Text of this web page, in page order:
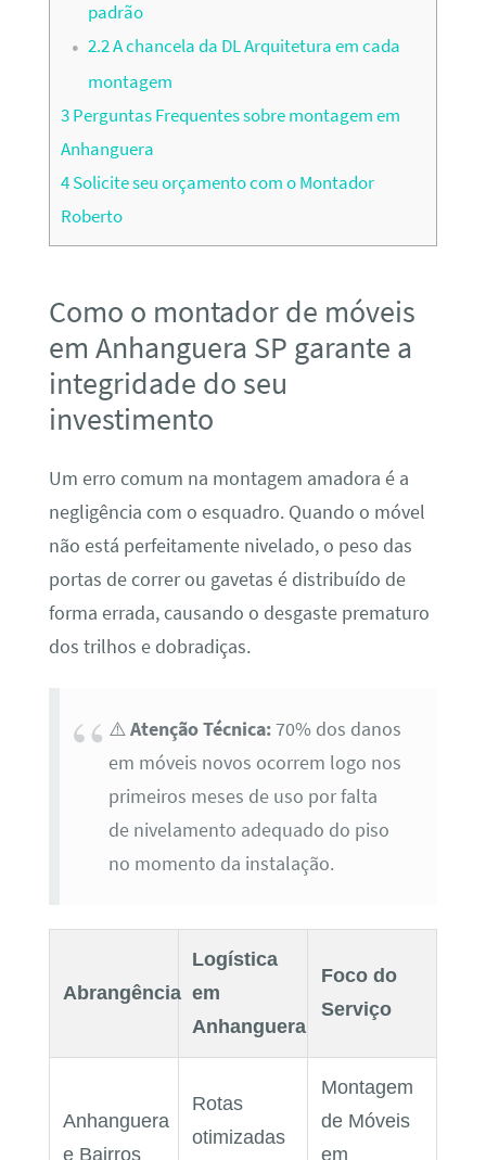
padrão
2.2A chancela da DL Arquitetura em cada
montagem
3Perguntas Frequentes sobre montagem em
Anhanguera
4Solicite seu orçamento com o Montador
Roberto
Como o montador de móveis
em Anhanguera SP garante a
integridade do seu
investimento
Um erro comum na montagem amadora é a
negligência com o esquadro. Quando o móvel
não está perfeitamente nivelado, o peso das
portas de correr ou gavetas é distribuído de
forma errada, causando o desgaste prematuro
dos trilhos e dobradiças.
⚠️Atenção Técnica:70% dos danos
em móveis novos ocorrem logo nos
primeiros meses de uso por falta
de nivelamento adequado do piso
no momento da instalação.
Abrangência
Logística
em
Anhanguera
Foco do
Serviço
Anhanguera
e Bairros
Rotas
otimizadas
Montagem
de Móveis
em